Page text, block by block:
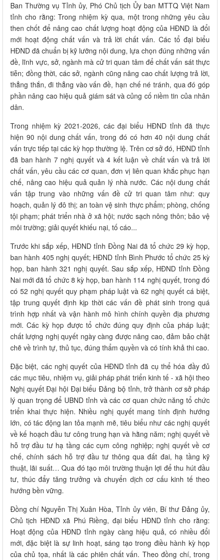
Ban Thường vụ Tỉnh ủy, Phó Chủ tịch Ủy ban MTTQ Việt Nam
tỉnh cho rằng: Trong nhiệm kỳ qua, một trong những yêu cầu
then chốt để nâng cao chất lượng hoạt động của HĐND là đổi
mới hoạt động chất vấn và trả lời chất vấn. Các tổ đại biểu
HĐND đã chuẩn bị kỹ lưỡng nội dung, lựa chọn đúng những vấn
đề, lĩnh vực, sở, ngành mà cử tri quan tâm để chất vấn sát thực
tiễn; đồng thời, các sở, ngành cũng nâng cao chất lượng trả lời,
thẳng thắn, đi thẳng vào vấn đề, hạn chế né tránh, qua đó góp
phần nâng cao hiệu quả giám sát và củng cố niềm tin của nhân
dân.
Trong nhiệm kỳ 2021-2026, các đại biểu HĐND tỉnh đã thực
hiện 90 nội dung chất vấn, trong đó có hơn 40 nội dung chất
vấn trực tiếp tại các kỳ họp thường lệ. Trên cơ sở đó, HĐND tỉnh
đã ban hành 7 nghị quyết và 4 kết luận về chất vấn và trả lời
chất vấn, yêu cầu các cơ quan, đơn vị liên quan khắc phục hạn
chế, nâng cao hiệu quả quản lý nhà nước. Các nội dung chất
vấn tập trung vào những vấn đề cử tri quan tâm như: quy
hoạch, quản lý đô thị; an toàn vệ sinh thực phẩm; phòng, chống
tội phạm; phát triển nhà ở xã hội; nước sạch nông thôn; bảo vệ
môi trường; giải quyết khiếu nại, tố cáo...
Trước khi sắp xếp, HĐND tỉnh Đồng Nai đã tổ chức 29 kỳ họp,
ban hành 405 nghị quyết; HĐND tỉnh Bình Phước tổ chức 25 kỳ
họp, ban hành 321 nghị quyết. Sau sắp xếp, HĐND tỉnh Đồng
Nai mới đã tổ chức 8 kỳ họp, ban hành 114 nghị quyết, trong đó
có 52 nghị quyết quy phạm pháp luật và 62 nghị quyết cá biệt,
tập trung quyết định kịp thời các vấn đề phát sinh trong quá
trình hợp nhất và vận hành mô hình chính quyền địa phương
mới. Các kỳ họp được tổ chức đúng quy định của pháp luật;
chất lượng nghị quyết ngày càng được nâng cao, đảm bảo chặt
chẽ về trình tự, thủ tục, đúng thẩm quyền và có tính khả thi cao.
Đặc biệt, các nghị quyết của HĐND tỉnh đã cụ thể hóa đầy đủ
các mục tiêu, nhiệm vụ, giải pháp phát triển kinh tế - xã hội theo
Nghị quyết Đại hội Đại biểu Đảng bộ tỉnh, trở thành cơ sở pháp
lý quan trọng để UBND tỉnh và các cơ quan chức năng tổ chức
triển khai thực hiện. Nhiều nghị quyết mang tính định hướng
lớn, có tác động lan tỏa mạnh mẽ, tiêu biểu như các nghị quyết
về kế hoạch đầu tư công trung hạn và hằng năm; nghị quyết về
hỗ trợ đầu tư hạ tầng các cụm công nghiệp; nghị quyết về cơ
chế, chính sách hỗ trợ đầu tư thông qua đất đai, hạ tầng kỹ
thuật, lãi suất… Qua đó tạo môi trường thuận lợi để thu hút đầu
tư, thúc đẩy tăng trưởng và chuyển dịch cơ cấu kinh tế theo
hướng bền vững.
Đồng chí Nguyễn Thị Xuân Hòa, Tỉnh ủy viên, Bí thư Đảng ủy,
Chủ tịch HĐND xã Phú Riềng, đại biểu HĐND tỉnh cho rằng:
Hoạt động của HĐND tỉnh ngày càng hiệu quả, có nhiều đổi
mới, đặc biệt là sự linh hoạt, sáng tạo trong điều hành kỳ họp
của chủ tọa, nhất là các phiên chất vấn. Theo đồng chí, trong